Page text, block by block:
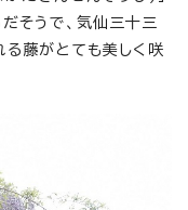
そうで、気仙三十三
る藤がとても美しく咲